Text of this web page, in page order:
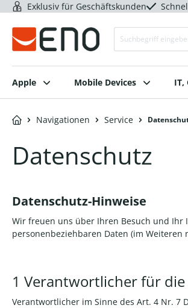
Exklusiv für Geschäftskunden
Apple Mobile Devices IT,
Navigationen Service
Datenschutz
Datenschutz-Hinweise
Wir freuen uns über Ihren Besuch und Ihr
personenbeziehbaren Daten (im
1 Verantwortlicher für
Verantwortlicher im Sinne des Art. 4 Nr. 7